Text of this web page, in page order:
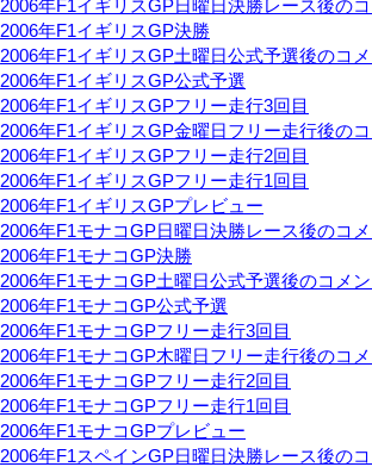
2006年F1イギリスGP日曜日決勝レース後の
2006年F1イギリスGP決勝
2006年F1イギリスGP土曜日公式予選後のコ
2006年F1イギリスGP公式予選
2006年F1イギリスGPフリー走行3回目
2006年F1イギリスGP金曜日フリー走行後の
2006年F1イギリスGPフリー走行2回目
2006年F1イギリスGPフリー走行1回目
2006年F1イギリスGPプレビュー
2006年F1モナコGP日曜日決勝レース後のコ
2006年F1モナコGP決勝
2006年F1モナコGP土曜日公式予選後のコメ
2006年F1モナコGP公式予選
2006年F1モナコGPフリー走行3回目
2006年F1モナコGP木曜日フリー走行後のコ
2006年F1モナコGPフリー走行2回目
2006年F1モナコGPフリー走行1回目
2006年F1モナコGPプレビュー
2006年F1スペインGP日曜日決勝レース後の